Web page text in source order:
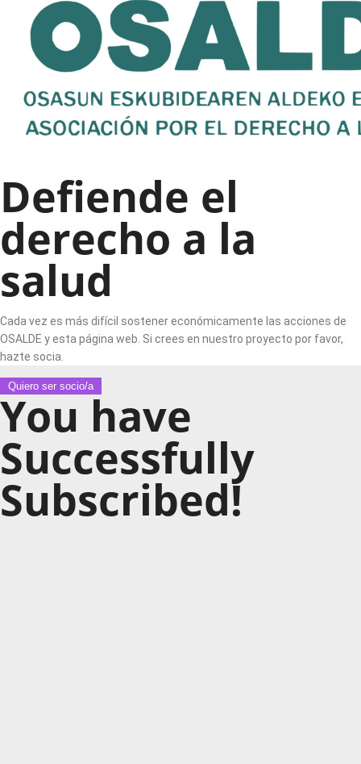
Defiende el
derecho a la
salud
Cada vez es más difícil sostener económicamente las acciones de
OSALDE y esta página web. Si crees en nuestro proyecto por favor,
hazte socia.
Quiero ser socio/a
You have
Successfully
Subscribed!